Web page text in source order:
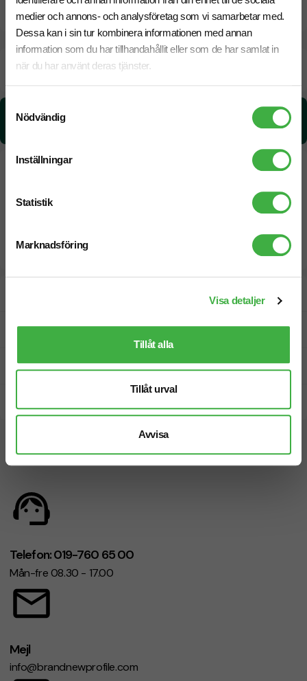
medier och annons- och analysföretag som vi samarbetar med.
Dessa kan i sin tur kombinera informationen med annan
information som du har tillhandahållit eller som de har samlat in
när du har använt deras tjänster.
Nödvändig
Inställningar
Statistik
Marknadsföring
Visa detaljer
Tillåt alla
Tillåt urval
Avvisa
CO₂e -avtryck
17 Augusti Beräknad leveranstid:
CO₂e -avtryck:
1,53008805894842 kg CO₂e / per styck
Fri offert
Prisgaranti
Vi hjälper dig gärna!
Telefon: 019-760 65 00
Mån-fre 08.30 - 17.00
Mejl
info@brandnewprofile.com